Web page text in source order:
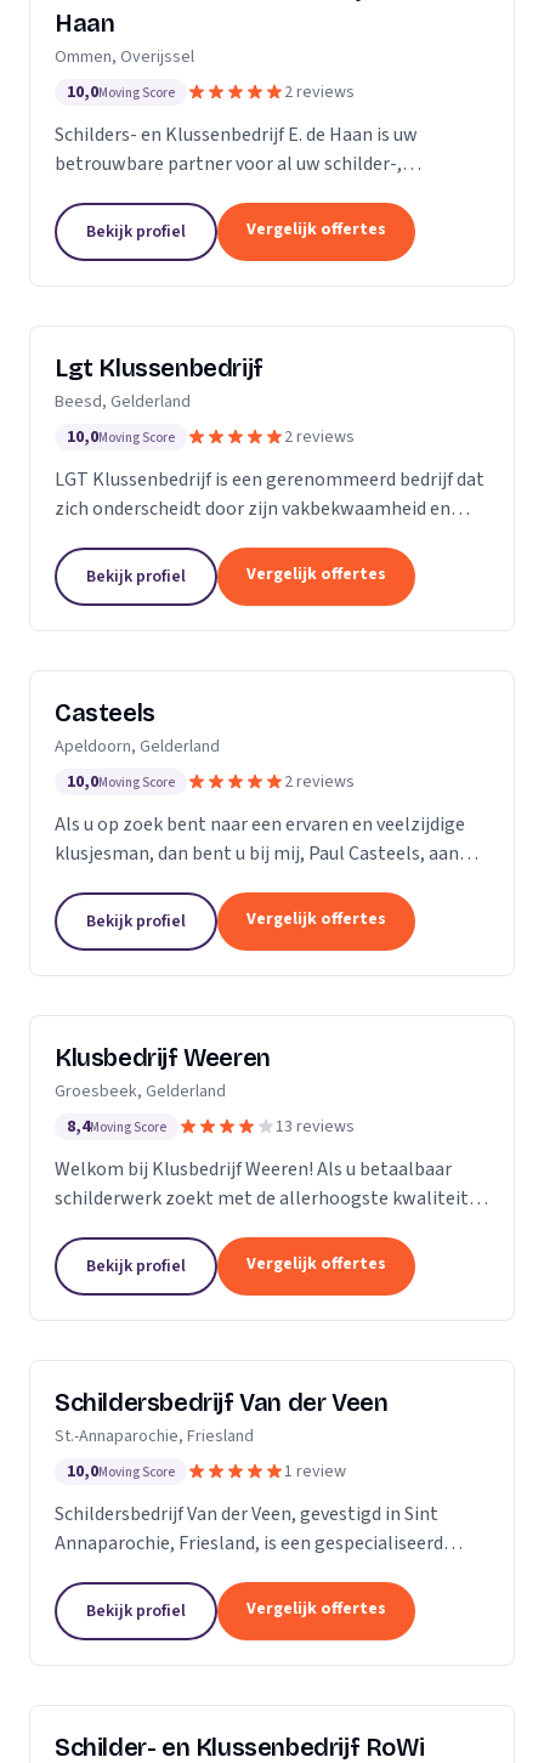
Haan
Ommen, Overijssel
10,0Moving Score 2 reviews
Schilders- en Klussenbedrijf E. de Haan is uw
betrouwbare partner voor al uw schilder-,
in november 2007, hebben we ons onderscheiden
door onze...
Bekijk profiel Vergelijk offertes
Lgt Klussenbedrijf
Beesd, Gelderland
10,0Moving Score 2 reviews
LGT Klussenbedrijf is een gerenommeerd bedrijf dat
zich onderscheidt door zijn vakbekwaamheid en
ervaren professionals die elk een specifieke taak...
Bekijk profiel Vergelijk offertes
Casteels
Apeldoorn, Gelderland
10,0Moving Score 2 reviews
Als u op zoek bent naar een ervaren en veelzijdige
klusjesman, dan bent u bij mij, Paul Casteels, aan
klussenbedrijf en heb ik een breed scala aan...
Bekijk profiel Vergelijk offertes
Klusbedrijf Weeren
Groesbeek, Gelderland
8,4Moving Score 13 reviews
Welkom bij Klusbedrijf Weeren! Als u betaalbaar
schilderwerk zoekt met de allerhoogste kwaliteit
kwaliteit omdat schilderwerk onze passie is, dit
ziet...
Bekijk profiel Vergelijk offertes
Schildersbedrijf Van der Veen
St.-Annaparochie, Friesland
10,0Moving Score 1 review
Schildersbedrijf Van der Veen, gevestigd in Sint
Annaparochie, Friesland, is een gespecialiseerd
teruggaat tot 2010. Wij zijn voortgekomen uit het...
Bekijk profiel Vergelijk offertes
Schilder- en Klussenbedrijf RoWi